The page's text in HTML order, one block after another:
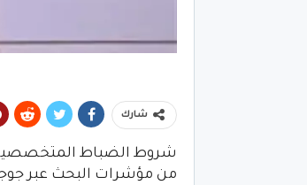
شارك
من مؤشرات البحث عبر